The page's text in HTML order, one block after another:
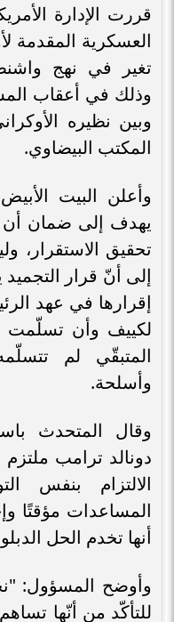
قررت الإدارة
العسكرية المقدمة
تغير في نهج
وذلك في أعقاب
وبين نظيره
المكتب البيضاوي.
وأعلن البيت
يهدف إلى ضمان
تحقيق الاستقرار،
إلى أنّ قرار
إقرارها في عهد
لكييف وأن تسلّمت
المتبقّي لم
وأسلحة.
وقال المتحدث
دونالد ترامب ملتزم
الالتزام بنفس
المساعدات مؤقتًا
أنها تخدم الحل
وأوضح المسؤول:
للتأكّد من أنّها